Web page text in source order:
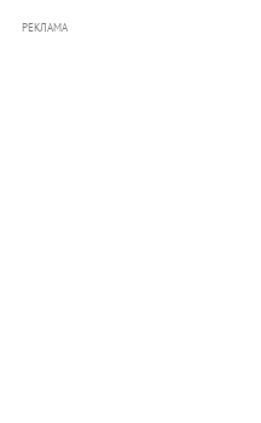
РЕКЛАМА